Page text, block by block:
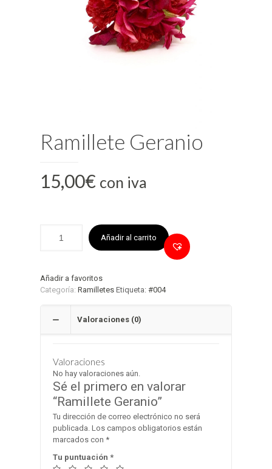
Ramillete Geranio
15,00€ con iva
Añadir al carrito
Añadir a favoritos
Categoría: Ramilletes Etiqueta: #004
Valoraciones (0)
Valoraciones
No hay valoraciones aún.
Sé el primero en valorar
“Ramillete Geranio”
Tu dirección de correo electrónico no será
publicada. Los campos obligatorios están
marcados con *
Tu puntuación *